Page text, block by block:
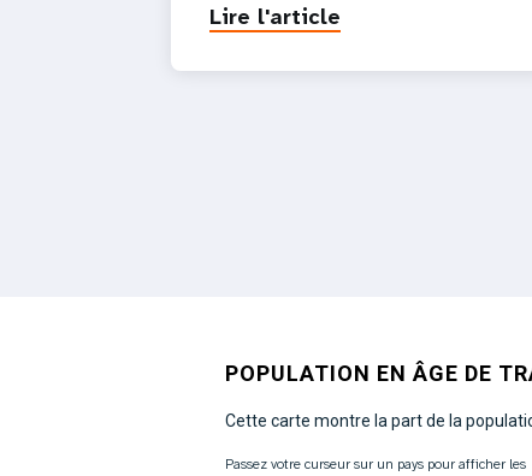
Lire l'article
POPULATION EN ÂGE DE
Cette carte montre la part de la
Passez votre curseur sur un pays pour afficher les